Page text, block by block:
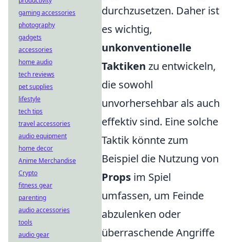
durchzusetzen. Daher ist
es wichtig,
unkonventionelle
Taktiken zu entwickeln,
die sowohl
unvorhersehbar als auch
effektiv sind. Eine solche
Taktik könnte zum
Beispiel die Nutzung von
Props im Spiel
umfassen, um Feinde
abzulenken oder
überraschende Angriffe
gaming accessories
photography
gadgets
accessories
home audio
tech reviews
pet supplies
lifestyle
tech tips
travel accessories
audio equipment
home decor
Anime Merchandise
Crypto
fitness gear
parenting
audio accessories
tools
audio gear